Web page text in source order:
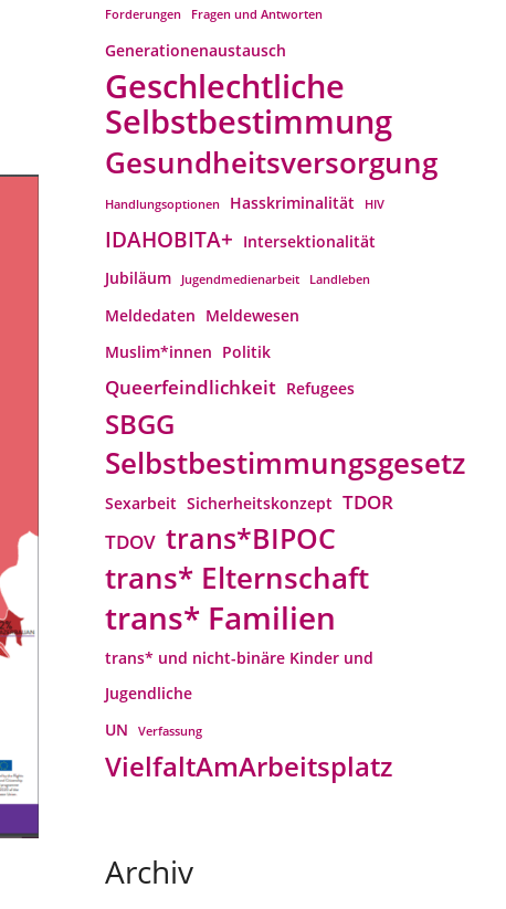
Forderungen Fragen und Antworten
Generationenaustausch
Geschlechtliche
Selbstbestimmung
Gesundheitsversorgung
Handlungsoptionen Hasskriminalität HIV
IDAHOBITA+ Intersektionalität
Jubiläum
Jugendmedienarbeit Landleben
Meldedaten Meldewesen
Muslim*innen Politik
Queerfeindlichkeit Refugees
SBGG
Selbstbestimmungsgesetz
Sexarbeit Sicherheitskonzept TDOR
TDOV trans*BIPOC
trans* Elternschaft
trans* Familien
trans* und nicht-binäre Kinder und
Jugendliche
UN
Verfassung
VielfaltAmArbeitsplatz
Archiv